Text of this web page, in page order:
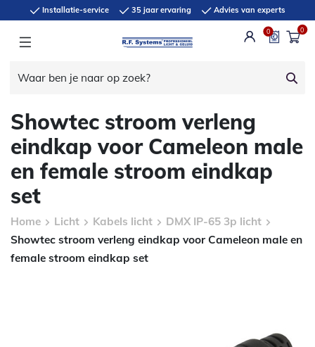
Installatie-service 35 jaar ervaring Advies van experts
0 0
Showtec stroom verleng
eindkap voor Cameleon male
en female stroom eindkap
set
Home Licht Kabels licht
DMX IP-65 3p licht
Showtec stroom verleng eindkap voor Cameleon male en
female stroom eindkap set